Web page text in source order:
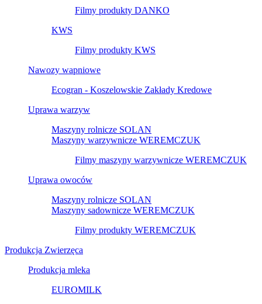
Filmy produkty DANKO
KWS
Filmy produkty KWS
Nawozy wapniowe
Ecogran - Koszelowskie Zakłady Kredowe
Uprawa warzyw
Maszyny rolnicze SOLAN
Maszyny warzywnicze WEREMCZUK
Filmy maszyny warzywnicze WEREMCZUK
Uprawa owoców
Maszyny rolnicze SOLAN
Maszyny sadownicze WEREMCZUK
Filmy produkty WEREMCZUK
Produkcja Zwierzęca
Produkcja mleka
EUROMILK